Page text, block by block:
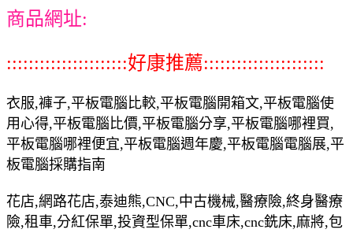
商品網址:
::::::::::::::::::::::好康推薦::::::::::::::::::::::
衣服,褲子,平板電腦比較,平板電腦開箱文,平板電腦使
用心得,平板電腦比價,平板電腦分享,平板電腦哪裡買,
平板電腦哪裡便宜,平板電腦週年慶,平板電腦電腦展,平
板電腦採購指南
花店,網路花店,泰迪熊,CNC,中古機械,醫療險,終身醫療
險,租車,分紅保單,投資型保單,cnc車床,cnc銑床,麻將,包